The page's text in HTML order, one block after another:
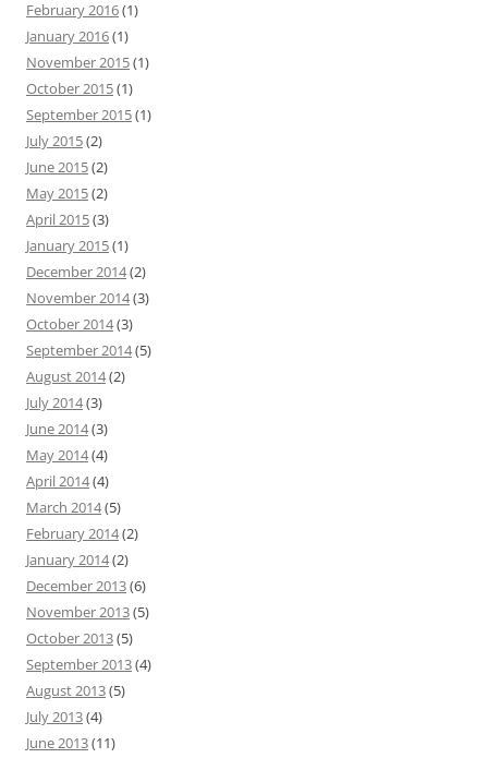
o
r
:
February 2016(1)
January 2016(1)
November 2015(1)
October 2015(1)
September 2015(1)
July 2015(2)
June 2015(2)
May 2015(2)
April 2015(3)
January 2015(1)
December 2014(2)
November 2014(3)
October 2014(3)
September 2014(5)
August 2014(2)
July 2014(3)
June 2014(3)
May 2014(4)
April 2014(4)
March 2014(5)
February 2014(2)
January 2014(2)
December 2013(6)
November 2013(5)
October 2013(5)
September 2013(4)
August 2013(5)
July 2013(4)
June 2013(11)